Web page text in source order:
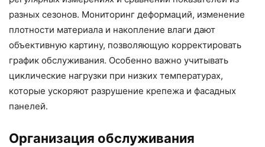
разных сезонов. Мониторинг деформаций, изменение
плотности материала и накопление влаги дают
объективную картину, позволяющую корректировать
график обслуживания. Особенно важно учитывать
циклические нагрузки при низких температурах,
которые ускоряют разрушение крепежа и фасадных
панелей.
Организация обслуживания